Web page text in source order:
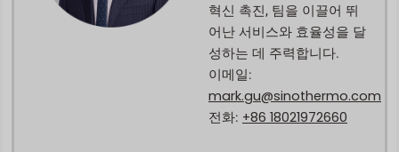
혁신 촉진, 팀을 이끌어 뛰
어난 서비스와 효율성을 달
성하는 데 주력합니다.
이메일:
mark.gu@sinothermo.com
전화: +86 18021972660